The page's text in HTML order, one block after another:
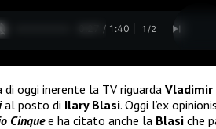
0:28 / 1:40 1 /2
di oggi inerente la TV riguarda Vladimir
al posto di Ilary Blasi. Oggi l’ex
Cinquee ha citato anche la Blasi che